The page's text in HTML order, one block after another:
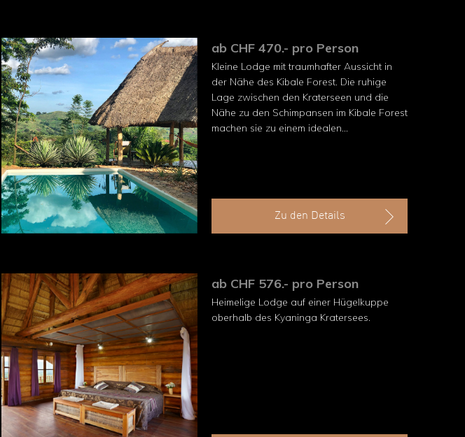
ab CHF 470.- pro Person
Kleine Lodge mit traumhafter Aussicht in
der Nähe des Kibale Forest. Die ruhige
Lage zwischen den Kraterseen und die
Nähe zu den Schimpansen im Kibale Forest
machen sie zu einem idealen
Zu den Details
ab CHF 576.- pro Person
Heimelige Lodge auf einer Hügelkuppe
oberhalb des Kyaninga Kratersees.